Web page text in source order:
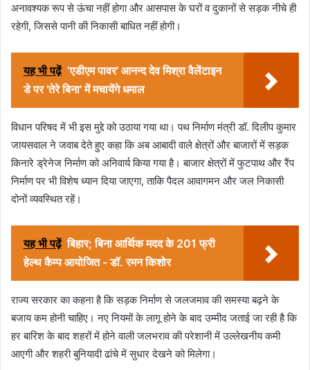
अनावश्यक रूप से ऊंचा नहीं होगा और आसपास के घरों व दुकानों से सड़क नीचे ही
रहेगी, जिससे पानी की निकासी बाधित नहीं होगी।
यह भी पढ़ें ‘एडीएम पावर’ आनन्द देव मिश्रा वैलेंटाइन
डे पर 'तेरे बिना' में मचायेंगे धमाल
विधान परिषद में भी इस मुद्दे को उठाया गया था। पथ निर्माण मंत्री डॉ. दिलीप कुमार
जायसवाल ने जवाब देते हुए कहा कि अब आबादी वाले क्षेत्रों और बाजारों में सड़क
किनारे ड्रेनेज निर्माण को अनिवार्य किया गया है। बाजार क्षेत्रों में फुटपाथ और रैंप
निर्माण पर भी विशेष ध्यान दिया जाएगा, ताकि पैदल आवागमन और जल निकासी
दोनों व्यवस्थित रहें।
यह भी पढ़ें बिहार; बिना आर्थिक मदद के 201 फ्री
हेल्थ कैम्प आयोजित - डॉ. रमन किशोर
राज्य सरकार का कहना है कि सड़क निर्माण से जलजमाव की समस्या बढ़ने के
बजाय कम होनी चाहिए। नए नियमों के लागू होने के बाद उम्मीद जताई जा रही है कि
हर बारिश के बाद शहरों में होने वाली जलभराव की परेशानी में उल्लेखनीय कमी
आएगी और शहरी बुनियादी ढांचे में सुधार देखने को मिलेगा।